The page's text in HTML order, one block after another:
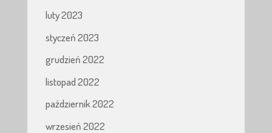
luty 2023
styczeń 2023
grudzień 2022
listopad 2022
październik 2022
wrzesień 2022